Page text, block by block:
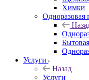
Химки
Одноразовая
Услуги
Назад
Услуги